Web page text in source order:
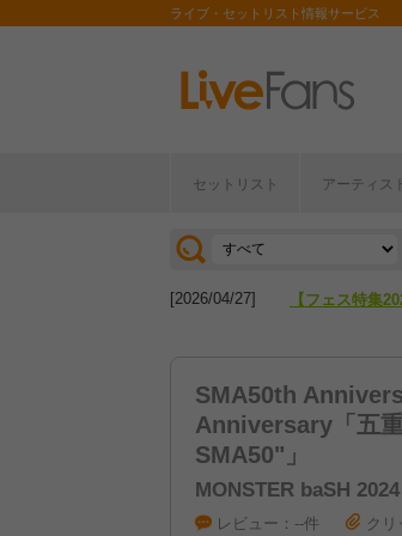
ライブ・セットリスト情報サービス
セットリスト アーティス
[2026/07/28] 【ライブ動員
[2026/04/27] 【フェス特集
SMA50th
Anniversary「五
SMA50"」
MONSTER baSH 2024
レビュー：--件 クリ